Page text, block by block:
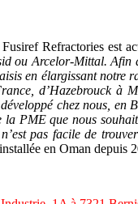
Fusiref Refractories est
ou Arcelor-Mittal. Afin
en élargissant
d’Hazebrouck à
chez nous, en
PME que nous
pas facile de
en Oman